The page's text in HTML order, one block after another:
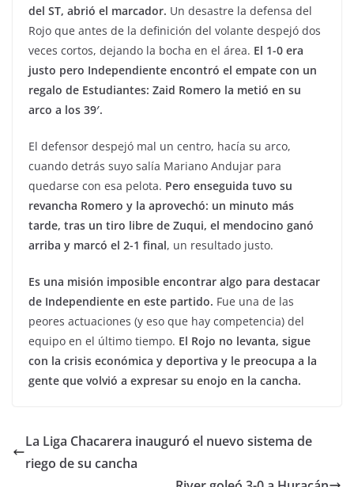
del ST, abrió el marcador. Un desastre la defensa del
Rojo que antes de la definición del volante despejó dos
veces cortos, dejando la bocha en el área. El 1-0 era
justo pero Independiente encontró el empate con un
regalo de Estudiantes: Zaid Romero la metió en su
arco a los 39′.
El defensor despejó mal un centro, hacía su arco,
cuando detrás suyo salía Mariano Andujar para
quedarse con esa pelota. Pero enseguida tuvo su
revancha Romero y la aprovechó: un minuto más
tarde, tras un tiro libre de Zuqui, el mendocino ganó
arriba y marcó el 2-1 final, un resultado justo.
Es una misión imposible encontrar algo para destacar
de Independiente en este partido. Fue una de las
peores actuaciones (y eso que hay competencia) del
equipo en el último tiempo. El Rojo no levanta, sigue
con la crisis económica y deportiva y le preocupa a la
gente que volvió a expresar su enojo en la cancha.
La Liga Chacarera inauguró el nuevo sistema de
riego de su cancha